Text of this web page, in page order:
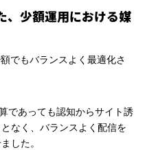
、少額運用における媒
でもバランスよく最適化さ
であっても認知からサイト誘
なく、バランスよく配信を
した。